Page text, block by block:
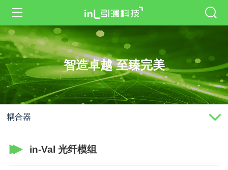
智造卓越 至臻完美
耦合器
in-Val 光纤模组